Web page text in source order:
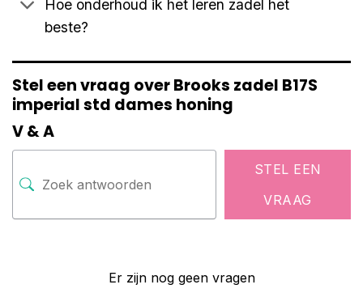
Hoe onderhoud ik het leren zadel het
beste?
Stel een vraag over Brooks zadel B17S
imperial std dames honing
V & A
STEL EEN
VRAAG
Er zijn nog geen vragen